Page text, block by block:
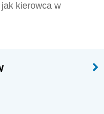
kierowca w